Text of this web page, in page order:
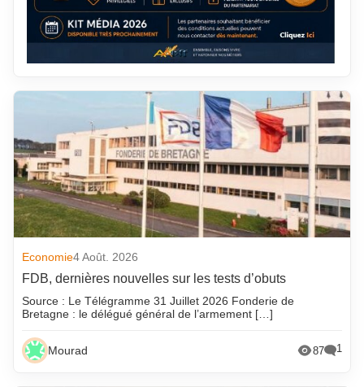
Economie4 Août. 2026
FDB, dernières nouvelles sur les tests d’obuts
Source : Le Télégramme 31 Juillet 2026 Fonderie de
Bretagne : le délégué général de l’armement […]
Mourad 87 1